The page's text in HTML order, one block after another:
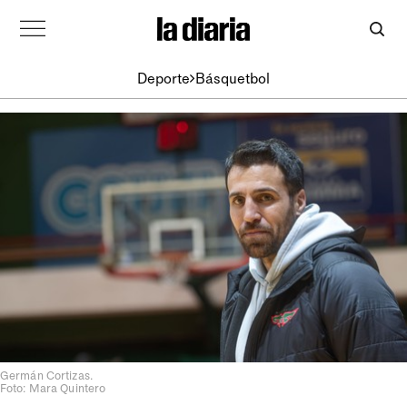
Deporte Básquetbol
Germán Cortizas.
Foto: Mara Quintero